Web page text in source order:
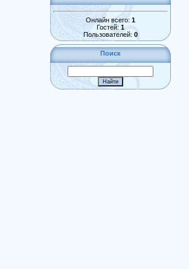
Онлайн всего: 1
Гостей: 1
Пользователей: 0
Поиск